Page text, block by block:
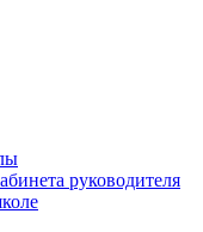
руководителя